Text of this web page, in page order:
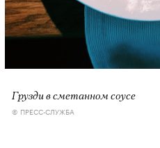
Грузди в сметанном соусе
© ПРЕСС-СЛУЖБА